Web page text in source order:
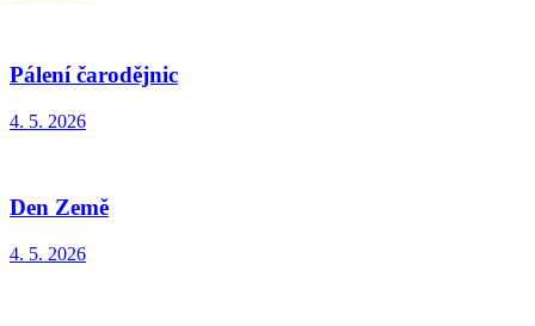
Pálení čarodějnic
4. 5. 2026
Den Země
4. 5. 2026